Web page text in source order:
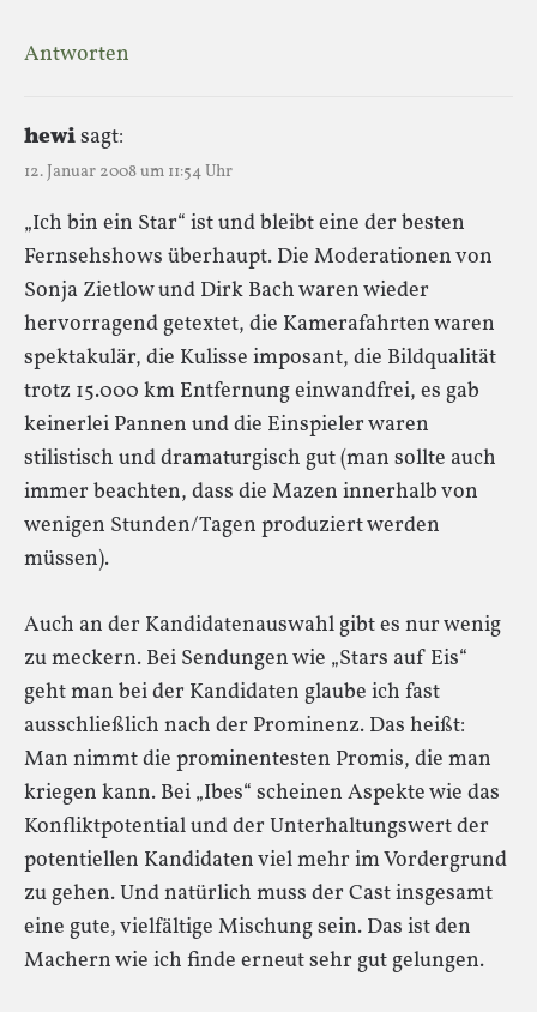
Antworten
hewisagt:
12. Januar 2008 um 11:54 Uhr
„Ich bin ein Star“ ist und bleibt eine der besten
Fernsehshows überhaupt. Die Moderationen von
Sonja Zietlow und Dirk Bach waren wieder
hervorragend getextet, die Kamerafahrten waren
spektakulär, die Kulisse imposant, die Bildqualität
trotz 15.000 km Entfernung einwandfrei, es gab
keinerlei Pannen und die Einspieler waren
stilistisch und dramaturgisch gut (man sollte auch
immer beachten, dass die Mazen innerhalb von
wenigen Stunden/Tagen produziert werden
müssen).
Auch an der Kandidatenauswahl gibt es nur wenig
zu meckern. Bei Sendungen wie „Stars auf Eis“
geht man bei der Kandidaten glaube ich fast
ausschließlich nach der Prominenz. Das heißt:
Man nimmt die prominentesten Promis, die man
kriegen kann. Bei „Ibes“ scheinen Aspekte wie das
Konfliktpotential und der Unterhaltungswert der
potentiellen Kandidaten viel mehr im Vordergrund
zu gehen. Und natürlich muss der Cast insgesamt
eine gute, vielfältige Mischung sein. Das ist den
Machern wie ich finde erneut sehr gut gelungen.